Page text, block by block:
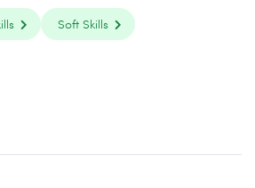
Soft Skills